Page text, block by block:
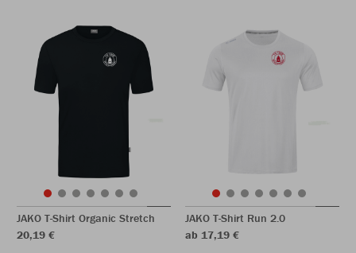
JAKO T-Shirt Organic Stretch
20,19 €
JAKO T-Shirt Run 2.0
ab 17,19 €